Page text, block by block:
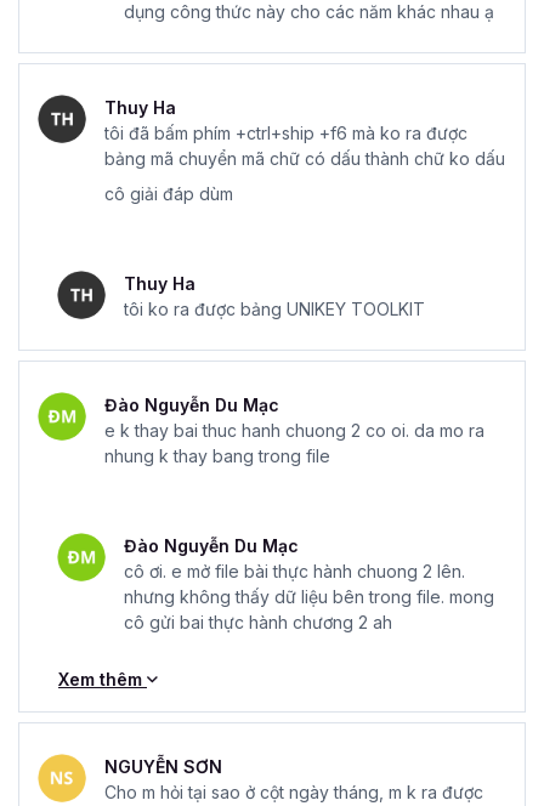
dụng công thức này cho các năm khác nhau ạ
Thuy Ha
tôi đã bấm phím +ctrl+ship +f6 mà ko ra được
bảng mã chuyển mã chữ có dấu thành chữ ko dấu
cô giải đáp dùm
Thuy Ha
tôi ko ra được bảng UNIKEY TOOLKIT
Đào Nguyễn Du Mạc
e k thay bai thuc hanh chuong 2 co oi. da mo ra
nhung k thay bang trong file
Đào Nguyễn Du Mạc
cô ơi. e mở file bài thực hành chuong 2 lên.
nhưng không thấy dữ liệu bên trong file. mong
cô gửi bai thực hành chương 2 ah
Xem thêm
NGUYỄN SƠN
Cho m hỏi tại sao ở cột ngày tháng, m k ra được